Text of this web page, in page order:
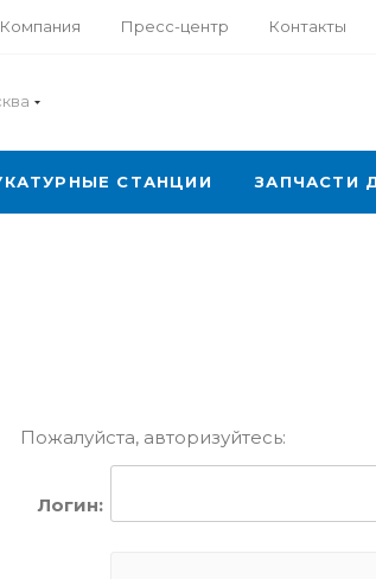
Компания Пресс-центр Контакты
СТАНЦИИ ЗАПЧАСТИ
Пожалуйста, авторизуйтесь:
Логин: